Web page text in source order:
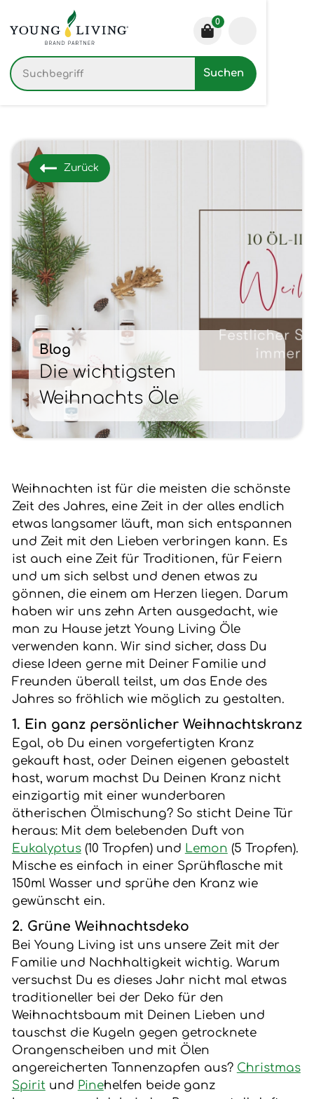
0
Zurück
Blog
Die wichtigsten
Weihnachts Öle
Weihnachten ist für die meisten die schönste
Zeit des Jahres, eine Zeit in der alles endlich
etwas langsamer läuft, man sich entspannen
und Zeit mit den Lieben verbringen kann. Es
ist auch eine Zeit für Traditionen, für Feiern
und um sich selbst und denen etwas zu
gönnen, die einem am Herzen liegen. Darum
haben wir uns zehn Arten ausgedacht, wie
man zu Hause jetzt Young Living Öle
verwenden kann. Wir sind sicher, dass Du
diese Ideen gerne mit Deiner Familie und
Freunden überall teilst, um das Ende des
Jahres so fröhlich wie möglich zu gestalten.
1. Ein ganz persönlicher Weihnachtskranz
Egal, ob Du einen vorgefertigten Kranz
gekauft hast, oder Deinen eigenen gebastelt
hast, warum machst Du Deinen Kranz nicht
einzigartig mit einer wunderbaren
ätherischen Ölmischung? So sticht Deine Tür
heraus: Mit dem belebenden Duft von
Eukalyptus(10 Tropfen) und Lemon (5 Tropfen).
Mische es einfach in einer Sprühflasche mit
150ml Wasser und sprühe den Kranz wie
gewünscht ein.
2. Grüne Weihnachtsdeko
Bei Young Living ist uns unsere Zeit mit der
Familie und Nachhaltigkeit wichtig. Warum
versuchst Du es dieses Jahr nicht mal etwas
traditioneller bei der Deko für den
Weihnachtsbaum mit Deinen Lieben und
tauschst die Kugeln gegen getrocknete
Orangenscheiben und mit Ölen
angereicherten Tannenzapfen aus? Christmas
Spiritund Pinehelfen beide ganz